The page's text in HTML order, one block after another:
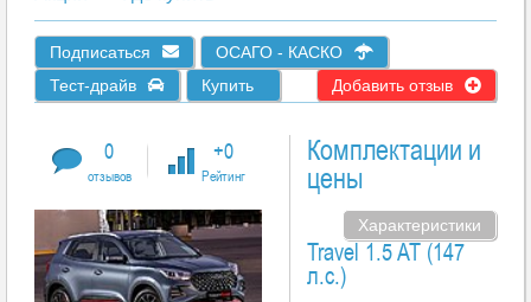
Подписаться
ОСАГО - КАСКО
Тест-драйв
Купить Добавить отзыв
0
отзывов
+0
Рейтинг
Комплектации и
цены
Характеристики
Travel 1.5 AT (147
л.с.)